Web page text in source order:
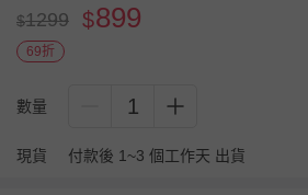
$1299 $899
69折
數量 1
現貨 付款後 1~3 個工作天 出貨